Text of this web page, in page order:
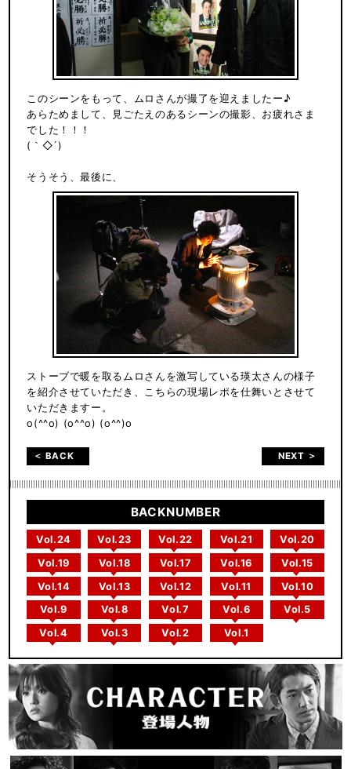
このシーンをもって、ムロさんが撮了を迎えましたー♪
あらためまして、見ごたえのあるシーンの撮影、お疲れさま
でした！！！
(｀◇´)ゞ
そうそう、最後に、
ストーブで暖を取るムロさんを激写している瑛太さんの様子
を紹介させていただき、こちらの現場レポを仕舞いとさせて
いただきますー。
o(^^o) (o^^o) (o^^)o
＜ BACK NEXT ＞
BACKNUMBER
Vol.24 Vol.23 Vol.22 Vol.21
Vol.20
Vol.19
Vol.18 Vol.17 Vol.16
Vol.15
Vol.14
Vol.13 Vol.12 Vol.11
Vol.10
Vol.9
Vol.8 Vol.7 Vol.6
Vol.5
Vol.4
Vol.3 Vol.2 Vol.1